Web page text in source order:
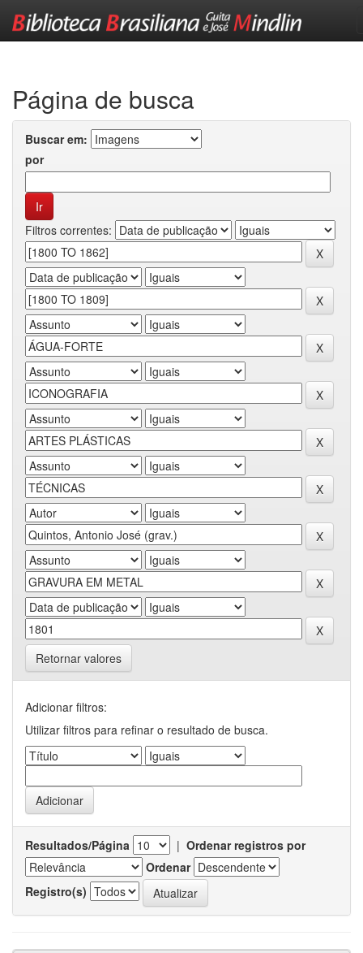
Página de busca
Buscar em:
por
Filtros correntes:
Retornar valores
Adicionar filtros:
Utilizar filtros para refinar o resultado de busca.
Resultados/Página | Ordenar registros por
Ordenar
Registro(s)